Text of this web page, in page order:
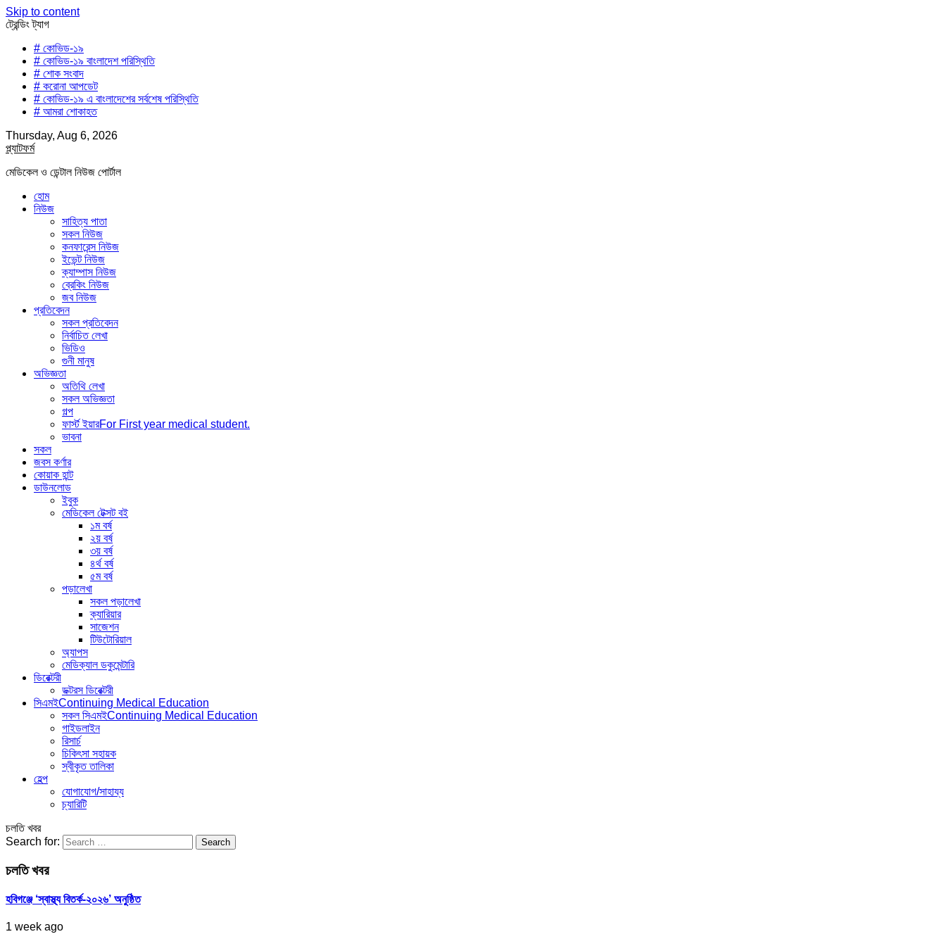
Skip to content
ট্রেন্ডিং ট্যাগ
# কোভিড-১৯
# কোভিড-১৯ বাংলাদেশ পরিস্থিতি
# শোক সংবাদ
# করোনা আপডেট
# কোভিড-১৯ এ বাংলাদেশের সর্বশেষ পরিস্থিতি
# আমরা শোকাহত
Thursday, Aug 6, 2026
প্ল্যাটফর্ম
মেডিকেল ও ডেন্টাল নিউজ পোর্টাল
হোম
নিউজ
সাহিত্য পাতা
সকল নিউজ
কনফারেন্স নিউজ
ইভেন্ট নিউজ
ক্যাম্পাস নিউজ
ব্রেকিং নিউজ
জব নিউজ
প্রতিবেদন
সকল প্রতিবেদন
নির্বাচিত লেখা
ভিডিও
গুনী মানুষ
অভিজ্ঞতা
অতিথি লেখা
সকল অভিজ্ঞতা
গল্প
ফার্স্ট ইয়ারFor First year medical student.
ভাবনা
সকল
জবস কর্ণার
কোয়াক হান্ট
ডাউনলোড
ইবুক
মেডিকেল টেক্সট বই
১ম বর্ষ
২য় বর্ষ
৩য় বর্ষ
৪র্থ বর্ষ
৫ম বর্ষ
পড়ালেখা
সকল পড়ালেখা
ক্যারিয়ার
সাজেশন
টিউটোরিয়াল
অ্যাপস
মেডিক্যাল ডকুমেন্টারি
ডিরেক্টরী
ডক্টরস ডিরেক্টরী
সিএমইContinuing Medical Education
সকল সিএমইContinuing Medical Education
গাইডলাইন
রিসার্চ
চিকিৎসা সহায়ক
স্বীকৃত তালিকা
হেল্প
যোগাযোগ/সাহায্য
চ্যারিটি
চলতি খবর
Search for:
চলতি খবর
হবিগঞ্জে ‘স্বাস্থ্য বিতর্ক-২০২৬’ অনুষ্ঠিত
1 week ago